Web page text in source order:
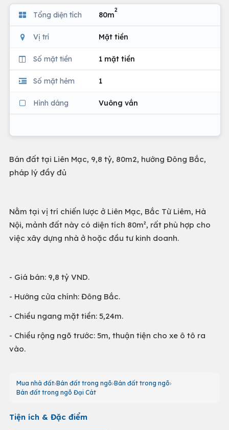
Tổng diện tích 80m
2
Vị trí Mặt tiền
Số mặt tiền 1 mặt tiền
Số mặt hẻm 1
Hình dáng Vuông vắn
Bán đất tại Liên Mạc, 9,8 tỷ, 80m2, hướng Đông Bắc,
pháp lý đầy đủ
Nằm tại vị trí chiến lược ở Liên Mạc, Bắc Từ Liêm, Hà
Nội, mảnh đất này có diện tích 80m², rất phù hợp cho
việc xây dựng nhà ở hoặc đầu tư kinh doanh.
- Giá bán: 9,8 tỷ VND.
- Hướng cửa chính: Đông Bắc.
- Chiều ngang mặt tiền: 5,24m.
- Chiều rộng ngõ trước: 5m, thuận tiện cho xe ô tô ra
vào.
Mua nhà đất Bán đất trong ngõ Bán đất trong ngõ
Bán đất trong ngõ Đại Cát
Tiện ích & Đặc điểm